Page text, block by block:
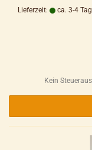
Lieferzeit: ca. 3-4
Kein